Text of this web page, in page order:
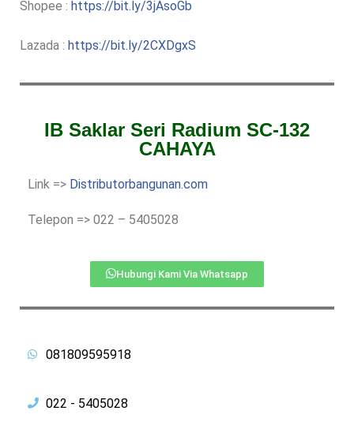
Shopee : https://bit.ly/3jAsoGb
Lazada : https://bit.ly/2CXDgxS
IB Saklar Seri Radium SC-132
CAHAYA
Link => Distributorbangunan.com
Telepon => 022 – 5405028
Hubungi Kami Via Whatsapp
081809595918
022 - 5405028